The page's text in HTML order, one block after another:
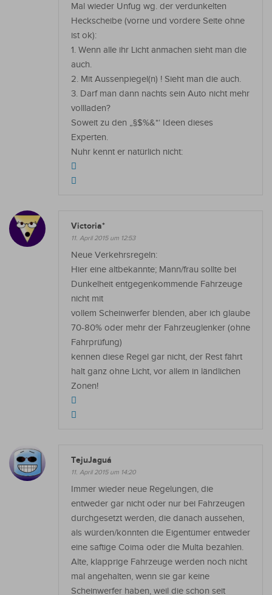
Mal wieder Unfug wg. der verdunkelten
Heckscheibe (vorne und vordere Seite ohne
ist ok):
1. Wenn alle ihr Licht anmachen sieht man die
auch.
2. Mit Aussenpiegel(n) ! Sieht man die auch.
3. Darf man dann nachts sein Auto nicht mehr
vollladen?
Soweit zu den „§$%&*‘ Ideen dieses
Experten.
Nuhr kennt er natürlich nicht:
Victoria*
11. April 2015 um 12:53
Neue Verkehrsregeln:
Hier eine altbekannte; Mann/frau sollte bei
Dunkelheit entgegenkommende Fahrzeuge
nicht mit
vollem Scheinwerfer blenden, aber ich glaube
70-80% oder mehr der Fahrzeuglenker (ohne
Fahrprüfung)
kennen diese Regel gar nicht, der Rest fährt
halt ganz ohne Licht, vor allem in ländlichen
Zonen!
TejuJaguá
11. April 2015 um 14:20
Immer wieder neue Regelungen, die
entweder gar nicht oder nur bei Fahrzeugen
durchgesetzt werden, die danach aussehen,
als würden/könnten die Eigentümer entweder
eine saftige Coima oder die Multa bezahlen.
Alte, klapprige Fahrzeuge werden noch nicht
mal angehalten, wenn sie gar keine
Scheinwerfer haben, weil die schon seit